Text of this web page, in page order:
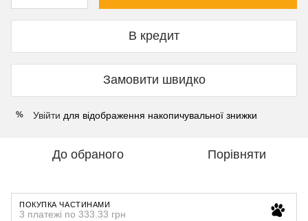
В кредит
Замовити швидко
% Увійти для відображення накопичувальної знижки
До обраного Порівняти
ПОКУПКА ЧАСТИНАМИ
3 платежі по 333.33 грн